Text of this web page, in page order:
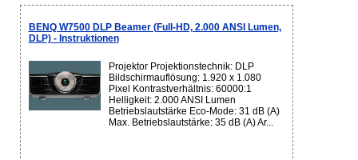
BENQ W7500 DLP Beamer (Full-HD, 2.000 ANSI Lumen,
DLP) - Instruktionen
Projektor Projektionstechnik: DLP
Bildschirmauflösung: 1.920 x 1.080
Pixel Kontrastverhältnis: 60000:1
Helligkeit: 2.000 ANSI Lumen
Betriebslautstärke Eco-Mode: 31 dB (A)
Max. Betriebslautstärke: 35 dB (A) Ar...